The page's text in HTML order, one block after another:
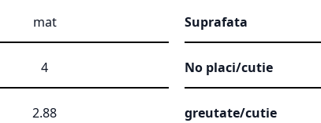
mat Suprafata
4 No placi/cutie
2.88 greutate/cutie